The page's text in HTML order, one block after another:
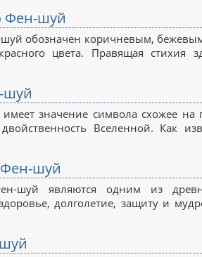
Фен-шуй
шуй обозначен коричневым,
цвета. Правящая стихия
шуй
значение символа схожее
Вселенной. Как
шуй
шуй являются одним из
долголетие, защиту и